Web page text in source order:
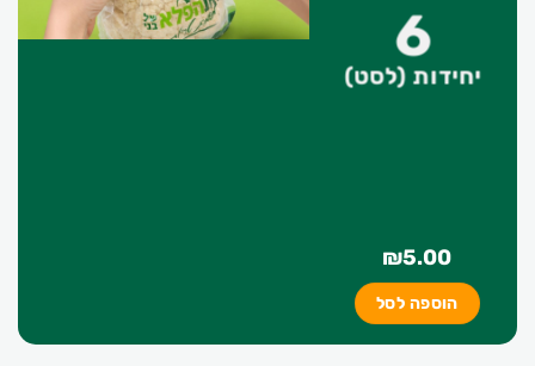
6
יחידות (לסט)
₪5.00
הוספה לסל